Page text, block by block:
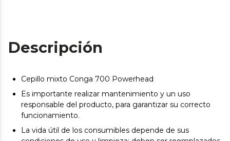
Descripción
Cepillo mixto Conga 700 Powerhead
Es importante realizar mantenimiento y un uso
responsable del producto, para garantizar su correcto
funcionamiento.
La vida útil de los consumibles depende de sus